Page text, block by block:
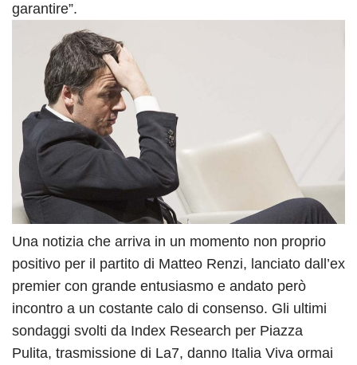
garantire”.
Una notizia che arriva in un momento non proprio
positivo per il partito di Matteo Renzi, lanciato dall’ex
premier con grande entusiasmo e andato però
incontro a un costante calo di consenso. Gli ultimi
sondaggi svolti da Index Research per Piazza
Pulita, trasmissione di La7, danno Italia Viva ormai